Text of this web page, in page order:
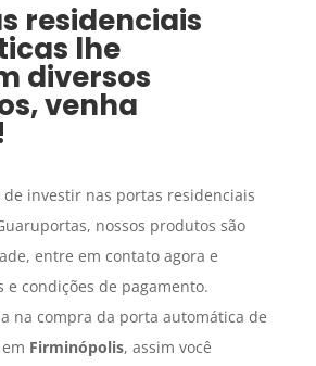
residenciais
lhe
diversos
venha
investir nas portas residenciais
nossos produtos são
entre em contato agora e
e condições de pagamento.
na compra da porta automática de
Firminópolis, assim você